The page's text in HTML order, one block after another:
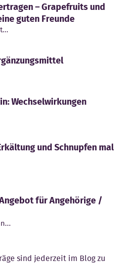
– Grapefruits und
guten Freunde
Wechselwirkungen
und Schnupfen mal
Angebot für Angehörige /
sind jederzeit im Blog zu